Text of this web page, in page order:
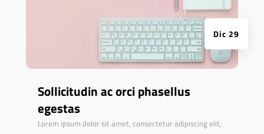
Sollicitudin ac orci phasellus
egestas
Dic 29
Lorem ipsum dolor sit amet, consectetur adipiscing elit,